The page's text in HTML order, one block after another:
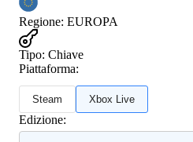
Regione: EUROPA
Tipo: Chiave
Piattaforma:
Steam Xbox Live
Edizione: